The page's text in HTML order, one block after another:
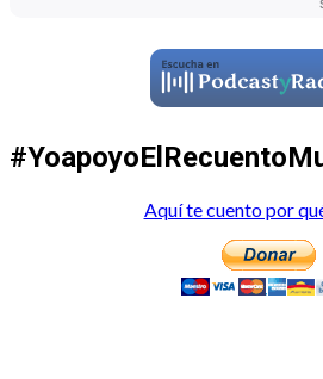
Aquí te cuento por